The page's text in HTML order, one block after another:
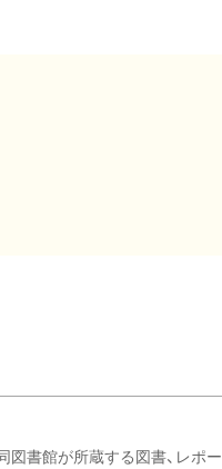
書館が所蔵する図書、レポー